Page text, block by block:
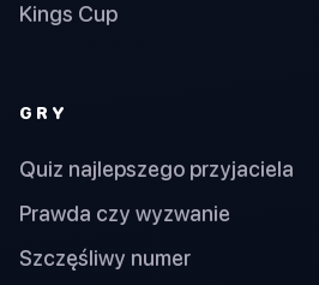
Kings Cup
GRY
Quiz najlepszego przyjaciela
Prawda czy wyzwanie
Szczęśliwy numer